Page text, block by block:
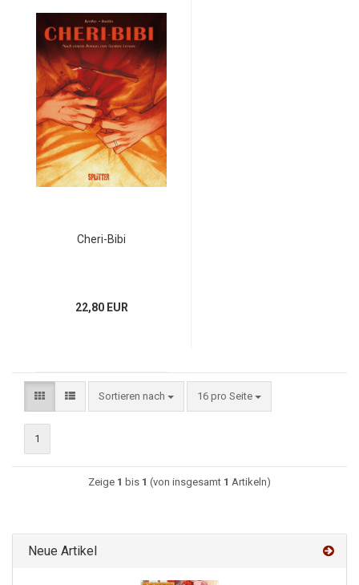
Cheri-Bibi
22,80 EUR
Sortieren nach 16 pro Seite
1
Zeige 1 bis 1 (von insgesamt 1 Artikeln)
Neue Artikel